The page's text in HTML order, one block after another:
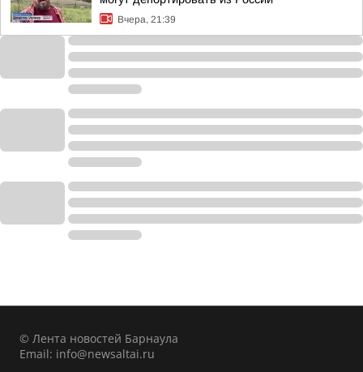
Вчера, 21:39
© Лента новостей Барнаула
Email: info@newsaltai.ru